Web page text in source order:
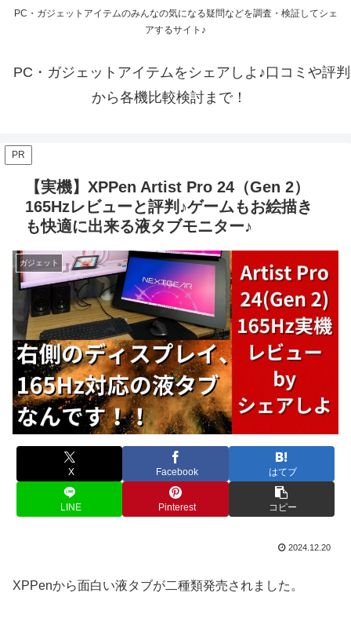
PC・ガジェットアイテムのみんなの気になる疑問などを調査・検証してシェ
アするサイト♪
PC・ガジェットアイテムをシェアしよ♪口コミや評判
から各機比較検討まで！
PR
【実機】XPPen Artist Pro 24（Gen 2）
165Hzレビューと評判♪ゲームもお絵描き
も快適に出来る液タブモニター♪
ガジェット
X Facebook はてブ
LINE Pinterest コピー
2024.12.20
XPPenから面白い液タブが二種類発売されました。